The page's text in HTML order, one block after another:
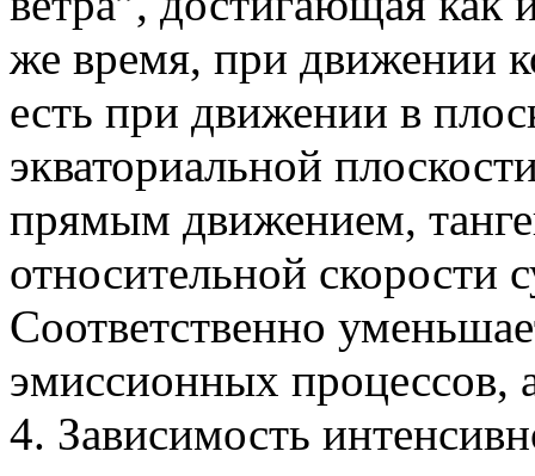
же время, при движении
есть при движении в
экваториальной
прямым движением,
относительной скорости
Соответственно
эмиссионных процессов,
4. Зависимость